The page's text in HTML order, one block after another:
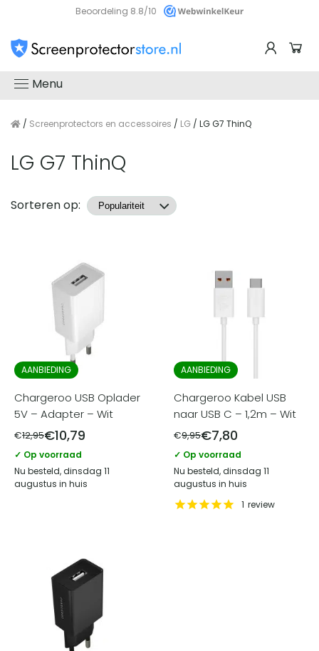
Beoordeling 8.8/10
Menu
/ Screenprotectors en accessoires / LG / LG G7 ThinQ
LG G7 ThinQ
Producten
Sorteren op:
AANBIEDING
Chargeroo USB Oplader
5V – Adapter – Wit
€12,95€10,79
✓ Op voorraad
Nu besteld, dinsdag 11
augustus in huis
AANBIEDING
Chargeroo Kabel USB
naar USB C – 1,2m – Wit
€9,95€7,80
✓ Op voorraad
Nu besteld, dinsdag 11
augustus in huis
1 review